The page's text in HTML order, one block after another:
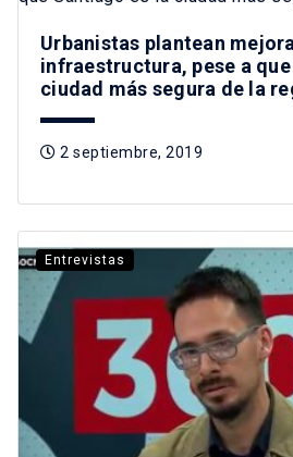
Urbanistas plantean
infraestructura, pese a
ciudad más segura de la
2 septiembre, 2019
Entrevistas